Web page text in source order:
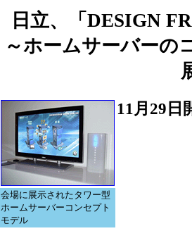
日立、「DESIGN
～ホームサーバーの
会場に展示されたタワー型
ホームサーバーコンセプト
モデル
11月29日